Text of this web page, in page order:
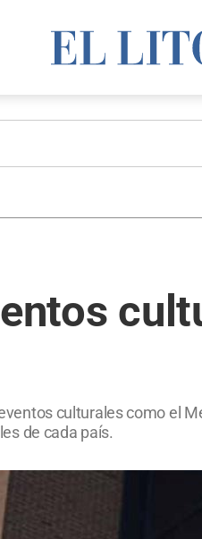
culturales como el
de cada país.